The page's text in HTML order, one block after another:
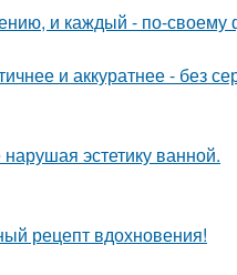
и каждый - по-своему
и аккуратнее - без
эстетику ванной.
рецепт вдохновения!